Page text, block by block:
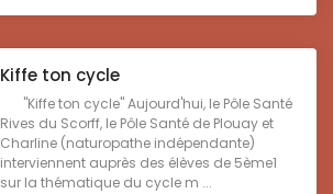
Kiffe ton cycle
"Kiffe ton cycle" Aujourd'hui, le Pôle Santé
Rives du Scorff, le Pôle Santé de Plouay et
Charline (naturopathe indépendante)
interviennent auprès des élèves de 5ème1
sur la thématique du cycle m ...